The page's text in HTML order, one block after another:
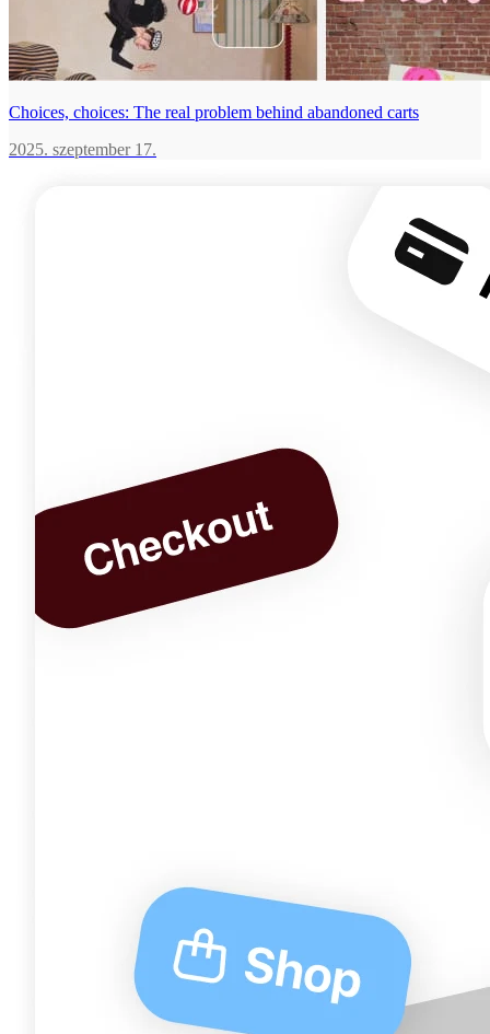
Choices, choices: The real problem behind abandoned carts
2025. szeptember 17.